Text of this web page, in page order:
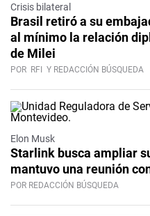
Crisis bilateral
Brasil retiró a su
al mínimo la relación
de Milei
POR RFI Y REDACCIÓN BÚSQUEDA
Elon Musk
Starlink busca ampliar
mantuvo una reunión
POR REDACCIÓN BÚSQUEDA